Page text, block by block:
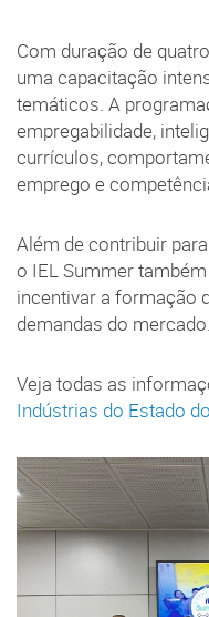
Com duração de
uma capacitação
temáticos. A
empregabilidade,
currículos,
emprego e
Além de contribuir
o IEL Summer
incentivar a formação
demandas do mercado.
Veja todas as
Indústrias do Estado